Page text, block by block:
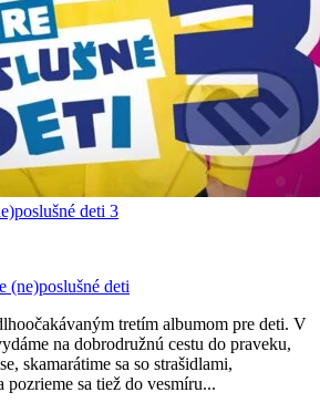
deti 3
(ne)poslušné deti
tretím albumom pre deti. V
na dobrodružnú cestu do praveku,
skamarátime sa so strašidlami,
pozrieme sa tiež do vesmíru...